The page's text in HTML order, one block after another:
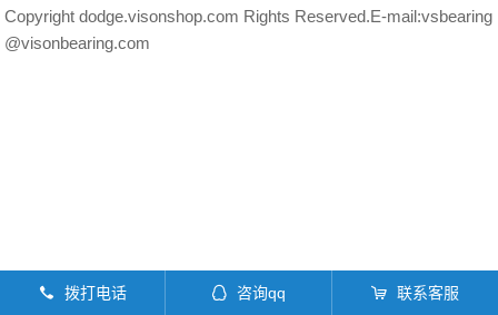
参数P2B-DLM-35M价格,P2B-DLM-35M
Copyright dodge.visonshop.com Rights Reserved.E-mail:vsbearing
@visonbearing.com
󦁁 拨打电话 󦊱 咨询qq 󦞡 联系客服